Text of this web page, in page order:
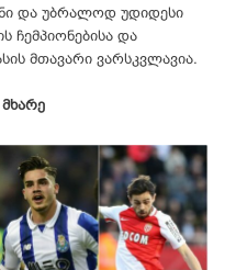
და უბრალოდ უდიდესი
ჩემპიონებისა და
მთავარი ვარსკვლავია.